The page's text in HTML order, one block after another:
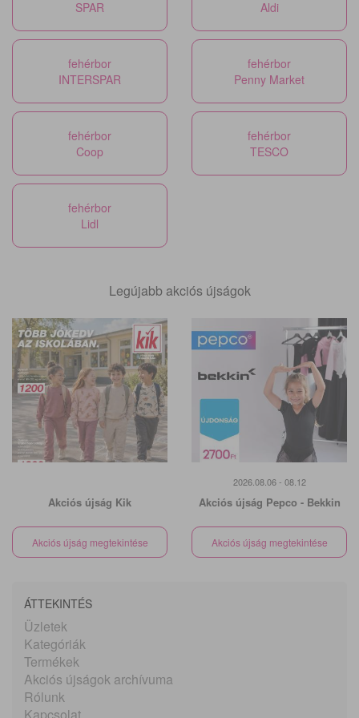
SPAR
Aldi
fehérbor
INTERSPAR
fehérbor
Penny Market
fehérbor
Coop
fehérbor
TESCO
fehérbor
Lidl
Legújabb akciós újságok
Akciós újság Kik
Akciós újság megtekintése
2026.08.06 - 08.12
Akciós újság Pepco - Bekkin
Akciós újság megtekintése
ÁTTEKINTÉS
Üzletek
Kategóriák
Termékek
Akciós újságok archívuma
Rólunk